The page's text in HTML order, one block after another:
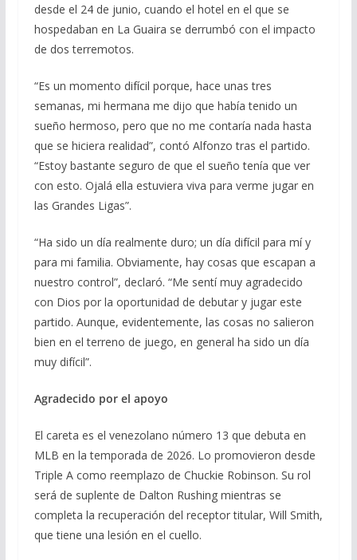
desde el 24 de junio, cuando el hotel en el que se
hospedaban en La Guaira se derrumbó con el impacto
de dos terremotos.
“Es un momento difícil porque, hace unas tres
semanas, mi hermana me dijo que había tenido un
sueño hermoso, pero que no me contaría nada hasta
que se hiciera realidad”, contó Alfonzo tras el partido.
“Estoy bastante seguro de que el sueño tenía que ver
con esto. Ojalá ella estuviera viva para verme jugar en
las Grandes Ligas”.
“Ha sido un día realmente duro; un día difícil para mí y
para mi familia. Obviamente, hay cosas que escapan a
nuestro control”, declaró. “Me sentí muy agradecido
con Dios por la oportunidad de debutar y jugar este
partido. Aunque, evidentemente, las cosas no salieron
bien en el terreno de juego, en general ha sido un día
muy difícil”.
Agradecido por el apoyo
El careta es el venezolano número 13 que debuta en
MLB en la temporada de 2026. Lo promovieron desde
Triple A como reemplazo de Chuckie Robinson. Su rol
será de suplente de Dalton Rushing mientras se
completa la recuperación del receptor titular, Will Smith,
que tiene una lesión en el cuello.